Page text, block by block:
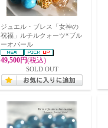
ジュエル・ブレス「女神の
祝福」ルチルクォーツ*ブル
ーオパール
49,500円(税込)
SOLD OUT